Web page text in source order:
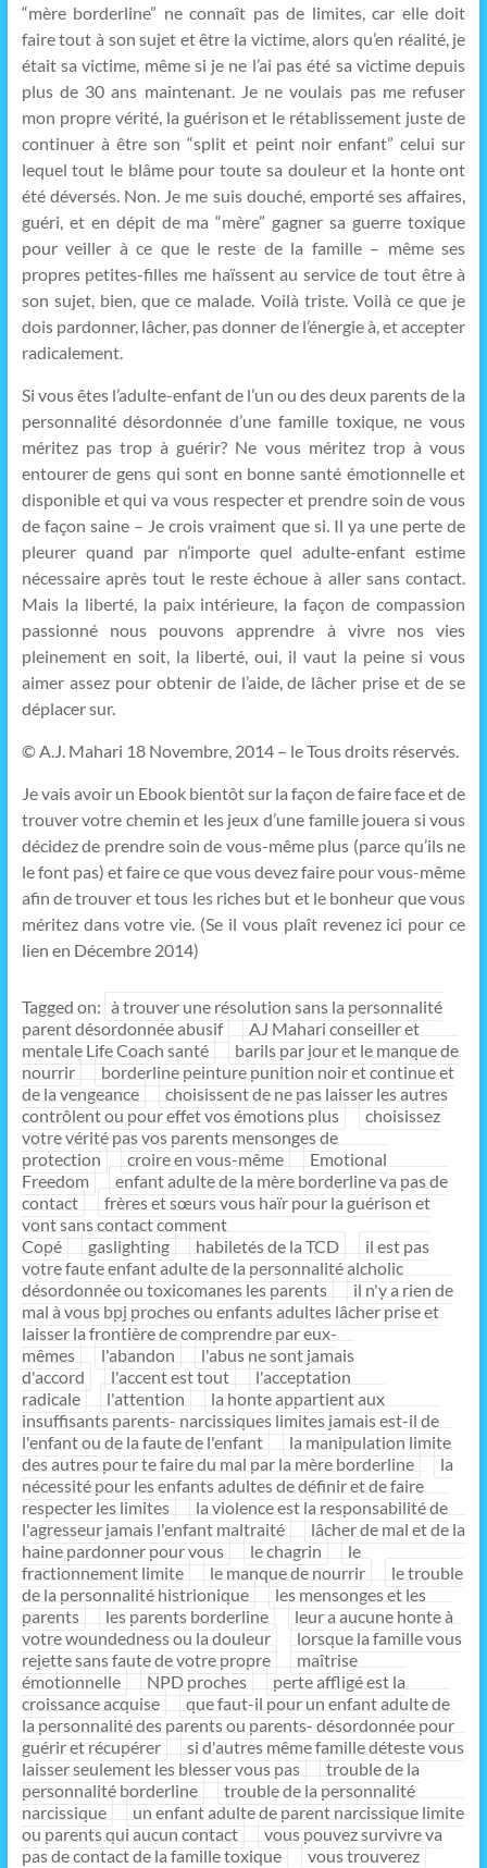
“mère borderline” ne connaît pas de limites, car elle doit
faire tout à son sujet et être la victime, alors qu’en réalité, je
était sa victime, même si je ne l’ai pas été sa victime depuis
plus de 30 ans maintenant. Je ne voulais pas me refuser
mon propre vérité, la guérison et le rétablissement juste de
continuer à être son “split et peint noir enfant” celui sur
lequel tout le blâme pour toute sa douleur et la honte ont
été déversés. Non. Je me suis douché, emporté ses affaires,
guéri, et en dépit de ma “mère” gagner sa guerre toxique
pour veiller à ce que le reste de la famille – même ses
propres petites-filles me haïssent au service de tout être à
son sujet, bien, que ce malade. Voilà triste. Voilà ce que je
dois pardonner, lâcher, pas donner de l’énergie à, et accepter
radicalement.
Si vous êtes l’adulte-enfant de l’un ou des deux parents de la
personnalité désordonnée d’une famille toxique, ne vous
méritez pas trop à guérir? Ne vous méritez trop à vous
entourer de gens qui sont en bonne santé émotionnelle et
disponible et qui va vous respecter et prendre soin de vous
de façon saine – Je crois vraiment que si. Il ya une perte de
pleurer quand par n’importe quel adulte-enfant estime
nécessaire après tout le reste échoue à aller sans contact.
Mais la liberté, la paix intérieure, la façon de compassion
passionné nous pouvons apprendre à vivre nos vies
pleinement en soit, la liberté, oui, il vaut la peine si vous
aimer assez pour obtenir de l’aide, de lâcher prise et de se
déplacer sur.
© A.J. Mahari 18 Novembre, 2014 – le Tous droits réservés.
Je vais avoir un Ebook bientôt sur la façon de faire face et de
trouver votre chemin et les jeux d’une famille jouera si vous
décidez de prendre soin de vous-même plus (parce qu’ils ne
le font pas) et faire ce que vous devez faire pour vous-même
afin de trouver et tous les riches but et le bonheur que vous
méritez dans votre vie. (Se il vous plaît revenez ici pour ce
lien en Décembre 2014)
Tagged on: à trouver une résolution sans la personnalité
parent désordonnée abusif
AJ Mahari conseiller et
mentale Life Coach santé
barils par jour et le manque de
nourrir
borderline peinture punition noir et continue et
de la vengeance
choisissent de ne pas laisser les autres
contrôlent ou pour effet vos émotions plus
choisissez
votre vérité pas vos parents mensonges de
protection
croire en vous-même
Emotional
Freedom
enfant adulte de la mère borderline va pas de
contact
frères et sœurs vous haïr pour la guérison et
vont sans contact comment
Copé
gaslighting habiletés de la TCD
il est pas
votre faute enfant adulte de la personnalité alcholic
désordonnée ou toxicomanes les parents
il n'y a rien de
mal à vous bpj proches ou enfants adultes lâcher prise et
laisser la frontière de comprendre par eux-
mêmes
l'abandon
l'abus ne sont jamais
d'accord
l'accent est tout
l'acceptation
radicale
l'attention
la honte appartient aux
insuffisants parents- narcissiques limites jamais est-il de
l'enfant ou de la faute de l'enfant
la manipulation limite
des autres pour te faire du mal par la mère borderline
la
nécessité pour les enfants adultes de définir et de faire
respecter les limites
la violence est la responsabilité de
l'agresseur jamais l'enfant maltraité
lâcher de mal et de la
haine pardonner pour vous
le chagrin
le
fractionnement limite
le manque de nourrir
le trouble
de la personnalité histrionique
les mensonges et les
parents
les parents borderline
leur a aucune honte à
votre woundedness ou la douleur
lorsque la famille vous
rejette sans faute de votre propre
maîtrise
émotionnelle
NPD proches
perte affligé est la
croissance acquise
que faut-il pour un enfant adulte de
la personnalité des parents ou parents- désordonnée pour
guérir et récupérer
si d'autres même famille déteste vous
laisser seulement les blesser vous pas
trouble de la
personnalité borderline
trouble de la personnalité
narcissique
un enfant adulte de parent narcissique limite
ou parents qui aucun contact
vous pouvez survivre va
pas de contact de la famille toxique
vous trouverez